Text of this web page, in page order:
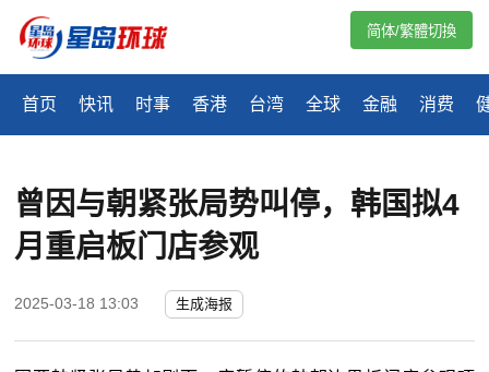
首页 快讯 时事 香港 台湾 全球 金融 消费
简体/繁體切換
曾因与朝紧张局势叫停，韩国拟4
月重启板门店参观
2025-03-18 13:03 生成海报